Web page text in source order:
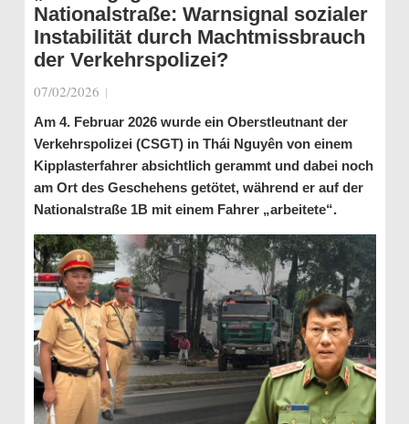
Nationalstraße: Warnsignal sozialer
Instabilität durch Machtmissbrauch
der Verkehrspolizei?
07/02/2026 |
Am 4. Februar 2026 wurde ein Oberstleutnant der
Verkehrspolizei (CSGT) in Thái Nguyên von einem
Kipplasterfahrer absichtlich gerammt und dabei noch
am Ort des Geschehens getötet, während er auf der
Nationalstraße 1B mit einem Fahrer „arbeitete“.